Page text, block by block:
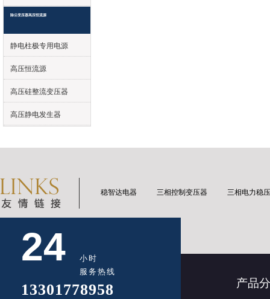
除尘变压器高压恒流源
静电柱极专用电源
高压恒流源
高压硅整流变压器
高压静电发生器
稳智达电器 三相控制变压器 三相电力稳
24
小时
服务热线
13301778958 产品